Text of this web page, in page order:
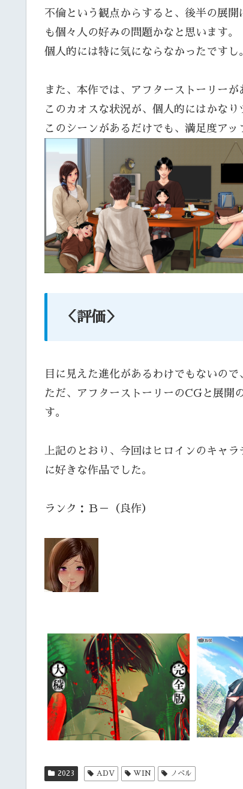
不倫という観点からすると、後半の展
も個々人の好みの問題かなと思います。
個人的には特に気にならなかったですし
また、本作では、アフターストーリーが
このカオスな状況が、個人的にはかなり
このシーンがあるだけでも、満足度アッ
＜評価＞
目に見えた進化があるわけでもないので
ただ、アフターストーリーのCGと展開
す。
上記のとおり、今回はヒロインのキャ
に好きな作品でした。
ランク：Ｂ－（良作）
2023 ADV WIN ノベル